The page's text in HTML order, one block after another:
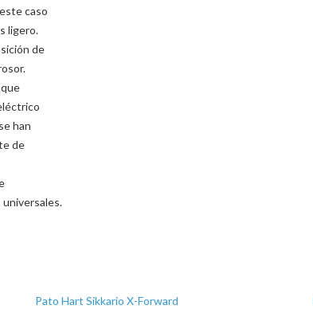
caso
ligero.
de
han
de
Pato Hart Sikkario X-Forward